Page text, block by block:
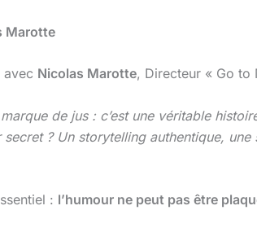
Marotte
avec Nicolas Marotte, Directeur « Go to
marque de jus : c’est une véritable
? Un storytelling authentique,
: l’humour ne peut pas être